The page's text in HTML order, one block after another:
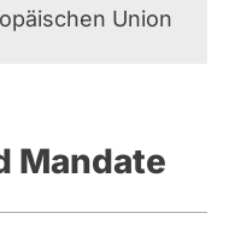
Union
Mandate